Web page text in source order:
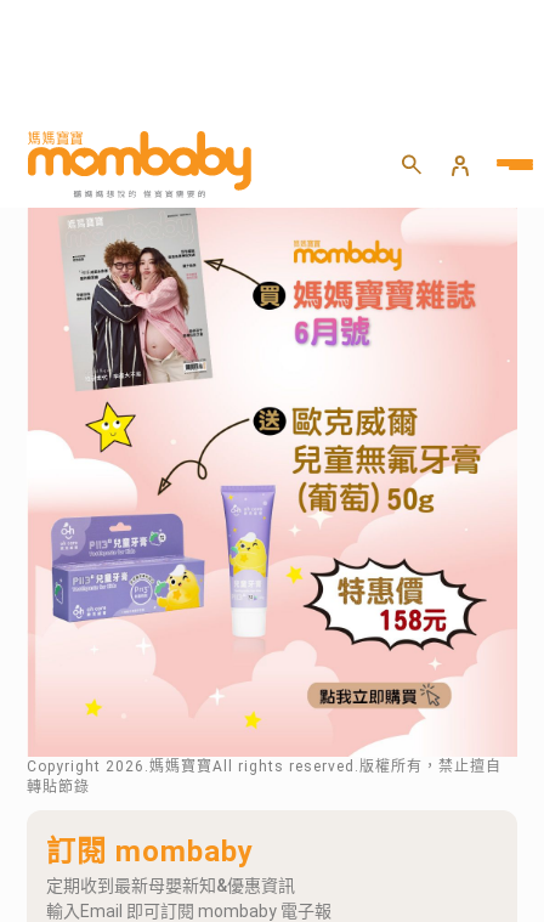
Copyright 2026 .媽媽寶寶All rights reserved.版權所有，禁止擅自
轉貼節錄
訂閱 mombaby
定期收到最新母嬰新知&優惠資訊
輸入Email 即可訂閱 mombaby 電子報